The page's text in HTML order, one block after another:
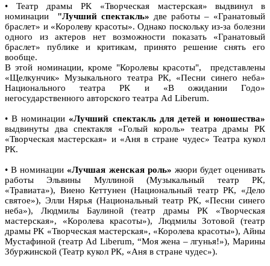
• Театр драмы РК «Творческая мастерская» выдвинул в
номинации "Лучший спектакль» две работы – «Гранатовый
браслет» и «Королеву красоты». Однако поскольку из-за болезни
одного из актеров нет возможности показать «Гранатовый
браслет» публике и критикам, принято решение снять его
вообще.
В этой номинации, кроме "Королевы красоты", представлены
«Щелкунчик» Музыкального театра РК, «Песни синего неба»
Национального театра РК и «В ожидании Годо»
негосударственного авторского театра Ad Liberum.
• В номинации«Лучший спектакль для детей и юношества»
выдвинуты два спектакля «Голый король» театра драмы РК
«Творческая мастерская» и «Аня в стране чудес» Театра кукол
РК.
• В номинации«Лучшая женская роль» жюри будет оценивать
работы Эльвины Муллиной (Музыкальный театр РК,
«Травиата»), Виено Кеттунен (Национальный театр РК, «Дело
святое»), Элли Нярья (Национальный театр РК, «Песни синего
неба»), Людмилы Баулиной (театр драмы РК «Творческая
мастерская», «Королева красоты»), Людмилы Зотовой (театр
драмы РК «Творческая мастерская», «Королева красоты»), Айны
Мустафиной (театр Ad Liberum, “Моя жена – лгунья!»), Марины
Збуржинской (Театр кукол РК, «Аня в стране чудес»).